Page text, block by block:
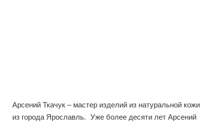
Арсений Ткачук – мастер изделий из натуральной кожи
из города Ярославль. Уже более десяти лет Арсений